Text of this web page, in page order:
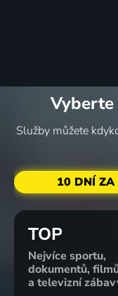
Vyberte
Služby můžete
10 DNÍ ZA
TOP
Nejvíce sportu,
dokumentů,
a televizní